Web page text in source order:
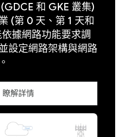
和 GKE 叢集)
(第 0 天、第 1 天和
據網路功能要求調
設定網路架構與網路
瞭解詳情